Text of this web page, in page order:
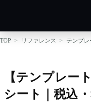
TOP リファレンス テンプレ
【テンプレー
シート｜税込